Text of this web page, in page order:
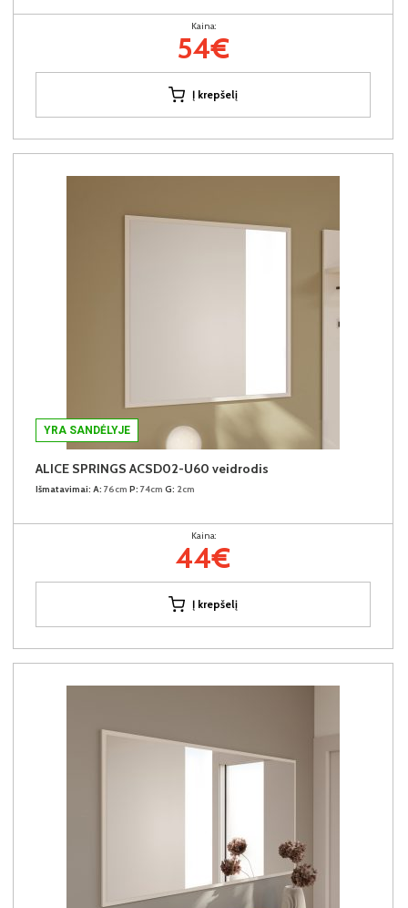
Kaina:
54€
Į krepšelį
YRA SANDĖLYJE
ALICE SPRINGS ACSD02-U60 veidrodis
Išmatavimai: A: 76cm P: 74cm G: 2cm
Kaina:
44€
Į krepšelį